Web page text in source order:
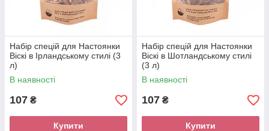
Набір спецій для Настоянки
Віскі в Ірландському стилі (3
л)
В наявності
107 ₴
Купити
Набір спецій для Настоянки
Віскі в Шотландському стилі
(3 л)
В наявності
107 ₴
Купити